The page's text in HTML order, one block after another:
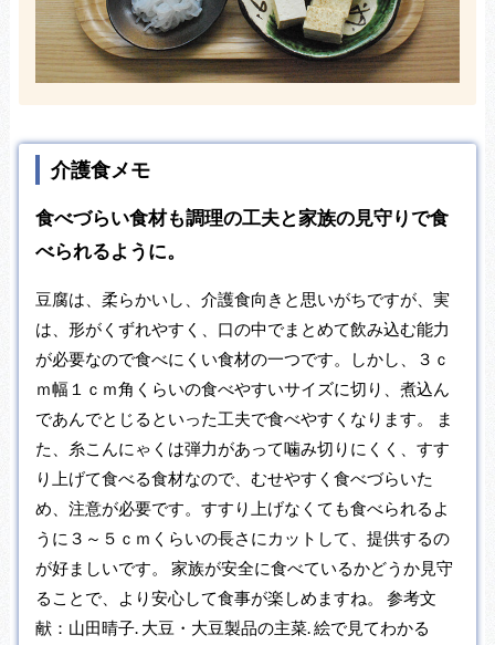
介護食メモ
食べづらい食材も調理の工夫と家族の見守りで食
べられるように。
豆腐は、柔らかいし、介護食向きと思いがちですが、実
は、形がくずれやすく、口の中でまとめて飲み込む能力
が必要なので食べにくい食材の一つです。しかし、３ｃ
ｍ幅１ｃｍ角くらいの食べやすいサイズに切り、煮込ん
であんでとじるといった工夫で食べやすくなります。 ま
た、糸こんにゃくは弾力があって噛み切りにくく、すす
り上げて食べる食材なので、むせやすく食べづらいた
め、注意が必要です。すすり上げなくても食べられるよ
うに３～５ｃｍくらいの長さにカットして、提供するの
が好ましいです。 家族が安全に食べているかどうか見守
ることで、より安心して食事が楽しめますね。 参考文
献：山田晴子. 大豆・大豆製品の主菜. 絵で見てわかる